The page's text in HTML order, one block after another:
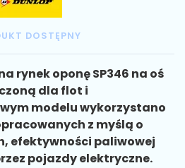
DOSTĘPNY
rynek oponę SP346 na oś
dla flot i
modelu wykorzystano
z myślą o
efektywności paliwowej
pojazdy elektryczne.